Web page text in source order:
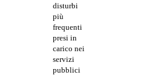
disturbi
più
frequenti
presi in
carico nei
servizi
pubblici